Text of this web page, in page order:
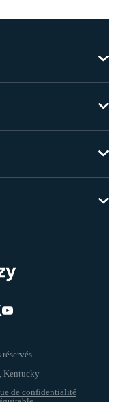
de confidentialité